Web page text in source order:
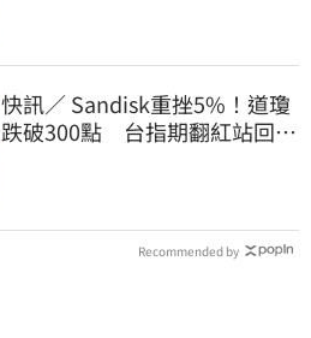
快訊／ Sandisk重挫5%！道瓊
跌破300點 台指期翻紅站回
Recommended by